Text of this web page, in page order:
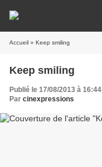
Accueil » Keep smiling
Keep smiling
Publié le 17/08/2013 à 16:44
Par cinexpressions